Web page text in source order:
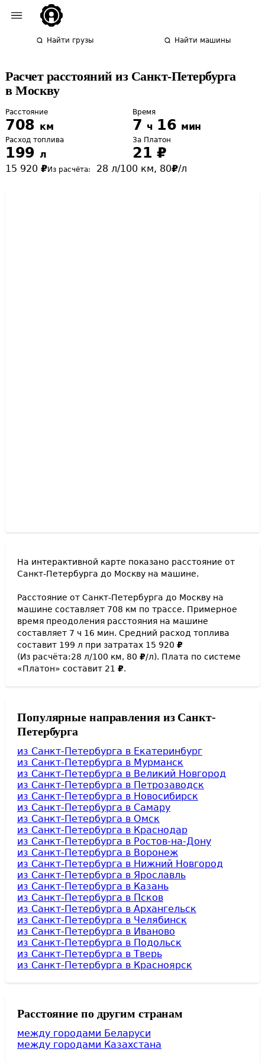
Найти грузы Найти машины
Расчет расстояний из Санкт-Петербурга
в Москву
Расстояние
708 км
Время
7 ч 16 мин
Расход топлива
199 л
За Платон
21 ₽
15 920 ₽Из расчёта: 28 л/100 км, 80₽/л
На интерактивной карте показано расстояние от
Санкт-Петербурга до Москву на машине.
Расстояние от Санкт-Петербурга до Москву на
машине составляет 708 км по трассе. Примерное
время преодоления расстояния на машине
составляет 7 ч 16 мин. Средний расход топлива
составит 199 л при затратах 15 920 ₽
(Из расчёта:28 л/100 км, 80 ₽/л). Плата по системе
«Платон» составит 21 ₽.
Популярные направления из Санкт-
Петербурга
из Санкт-Петербурга в Екатеринбург
из Санкт-Петербурга в Мурманск
из Санкт-Петербурга в Великий Новгород
из Санкт-Петербурга в Петрозаводск
из Санкт-Петербурга в Новосибирск
из Санкт-Петербурга в Самару
из Санкт-Петербурга в Омск
из Санкт-Петербурга в Краснодар
из Санкт-Петербурга в Ростов-на-Дону
из Санкт-Петербурга в Воронеж
из Санкт-Петербурга в Нижний Новгород
из Санкт-Петербурга в Ярославль
из Санкт-Петербурга в Казань
из Санкт-Петербурга в Псков
из Санкт-Петербурга в Архангельск
из Санкт-Петербурга в Челябинск
из Санкт-Петербурга в Иваново
из Санкт-Петербурга в Подольск
из Санкт-Петербурга в Тверь
из Санкт-Петербурга в Красноярск
Расстояние по другим странам
между городами Беларуси
между городами Казахстана